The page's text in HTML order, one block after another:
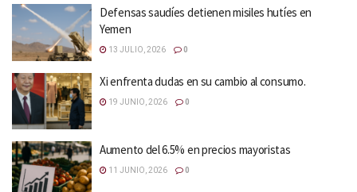
Defensas saudíes detienen misiles hutíes en
Yemen
13 JULIO, 2026 0
Xi enfrenta dudas en su cambio al consumo.
19 JUNIO, 2026 0
Aumento del 6.5% en precios mayoristas
11 JUNIO, 2026 0